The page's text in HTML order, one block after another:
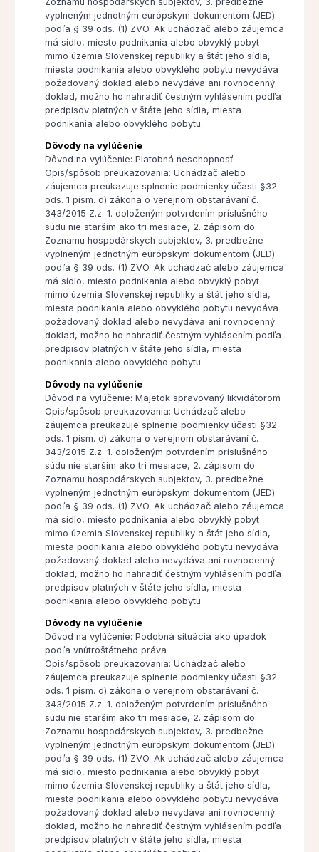
vyplneným jednotným európskym dokumentom (JED)
podľa § 39 ods. (1) ZVO. Ak uchádzač alebo záujemca
má sídlo, miesto podnikania alebo obvyklý pobyt
mimo územia Slovenskej republiky a štát jeho sídla,
miesta podnikania alebo obvyklého pobytu nevydáva
požadovaný doklad alebo nevydáva ani rovnocenný
doklad, možno ho nahradiť čestným vyhlásením podľa
predpisov platných v štáte jeho sídla, miesta
podnikania alebo obvyklého pobytu.
Dôvody na vylúčenie
Dôvod na vylúčenie: Platobná neschopnosť
Opis/spôsob preukazovania: Uchádzač alebo
záujemca preukazuje splnenie podmienky účasti §32
ods. 1 písm. d) zákona o verejnom obstarávaní č.
343/2015 Z.z. 1. doloženým potvrdením príslušného
súdu nie starším ako tri mesiace, 2. zápisom do
Zoznamu hospodárskych subjektov, 3. predbežne
vyplneným jednotným európskym dokumentom (JED)
podľa § 39 ods. (1) ZVO. Ak uchádzač alebo záujemca
má sídlo, miesto podnikania alebo obvyklý pobyt
mimo územia Slovenskej republiky a štát jeho sídla,
miesta podnikania alebo obvyklého pobytu nevydáva
požadovaný doklad alebo nevydáva ani rovnocenný
doklad, možno ho nahradiť čestným vyhlásením podľa
predpisov platných v štáte jeho sídla, miesta
podnikania alebo obvyklého pobytu.
Dôvody na vylúčenie
Dôvod na vylúčenie: Majetok spravovaný likvidátorom
Opis/spôsob preukazovania: Uchádzač alebo
záujemca preukazuje splnenie podmienky účasti §32
ods. 1 písm. d) zákona o verejnom obstarávaní č.
343/2015 Z.z. 1. doloženým potvrdením príslušného
súdu nie starším ako tri mesiace, 2. zápisom do
Zoznamu hospodárskych subjektov, 3. predbežne
vyplneným jednotným európskym dokumentom (JED)
podľa § 39 ods. (1) ZVO. Ak uchádzač alebo záujemca
má sídlo, miesto podnikania alebo obvyklý pobyt
mimo územia Slovenskej republiky a štát jeho sídla,
miesta podnikania alebo obvyklého pobytu nevydáva
požadovaný doklad alebo nevydáva ani rovnocenný
doklad, možno ho nahradiť čestným vyhlásením podľa
predpisov platných v štáte jeho sídla, miesta
podnikania alebo obvyklého pobytu.
Dôvody na vylúčenie
Dôvod na vylúčenie: Podobná situácia ako úpadok
podľa vnútroštátneho práva
Opis/spôsob preukazovania: Uchádzač alebo
záujemca preukazuje splnenie podmienky účasti §32
ods. 1 písm. d) zákona o verejnom obstarávaní č.
343/2015 Z.z. 1. doloženým potvrdením príslušného
súdu nie starším ako tri mesiace, 2. zápisom do
Zoznamu hospodárskych subjektov, 3. predbežne
vyplneným jednotným európskym dokumentom (JED)
podľa § 39 ods. (1) ZVO. Ak uchádzač alebo záujemca
má sídlo, miesto podnikania alebo obvyklý pobyt
mimo územia Slovenskej republiky a štát jeho sídla,
miesta podnikania alebo obvyklého pobytu nevydáva
požadovaný doklad alebo nevydáva ani rovnocenný
doklad, možno ho nahradiť čestným vyhlásením podľa
predpisov platných v štáte jeho sídla, miesta